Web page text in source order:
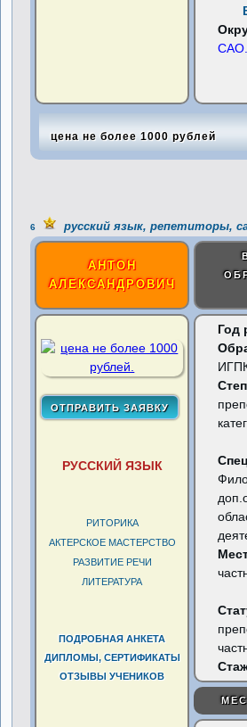
САО
цена не более 1000 рублей
6 русский язык, репетиторы,
АНТОН
АЛЕКСАНДРОВИЧ
РУССКИЙ ЯЗЫК
РИТОРИКА
АКТЕРСКОЕ МАСТЕРСТВО
РАЗВИТИЕ РЕЧИ
ЛИТЕРАТУРА
ПОДРОБНАЯ АНКЕТА
ДИПЛОМЫ, СЕРТИФИКАТЫ
ОТЗЫВЫ УЧЕНИКОВ
Год